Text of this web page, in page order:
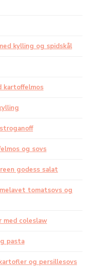
kylling og spidskål
kartoffelmos
og sovs
godess salat
tomatsovs og
med coleslaw
pasta
og persillesovs